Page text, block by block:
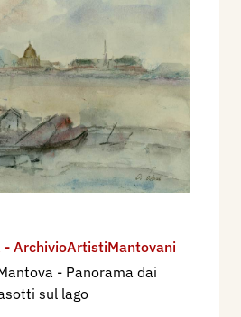
- ArchivioArtistiMantovani
- Panorama dai
sul lago